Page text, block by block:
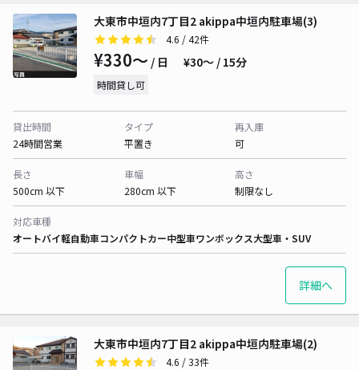
大東市中垣内7丁目2 akippa中垣内駐車場(3)
4.6 / 42件
¥330〜 / 日 ¥30〜 / 15分
時間貸し可
貸出時間
24時間営業
タイプ
平置き
再入庫
可
長さ
500cm 以下
車幅
280cm 以下
高さ
制限なし
対応車種
オートバイ軽自動車コンパクトカー中型車ワンボックス大型車・SUV
詳細へ
大東市中垣内7丁目2 akippa中垣内駐車場(2)
4.6 / 33件